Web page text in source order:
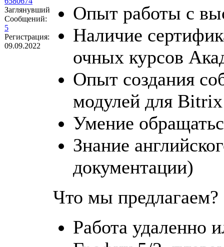
Заглянувший
Сообщений:
5
Регистрация:
09.09.2022
Опыт работы с
Наличие
очных курсов
Опыт создания
модулей для
Умение
Знание
документации)
Что мы предлагаем?
Работа удаленно